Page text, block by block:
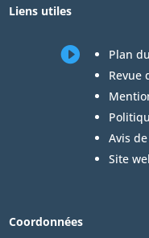
Liens utiles

Plan
Revue
Avis
Site
Coordonnées